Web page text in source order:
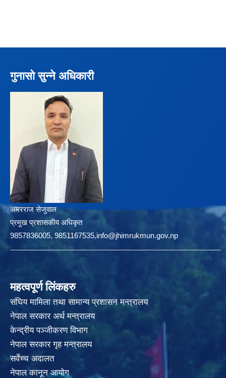
गुनासो सुन्ने अधिकारी
अमरराज सेजुवाल
प्रमुख प्रशासकीय अधिकृत
9857836005, 9851167535,info@jhimrukmun.gov.np
महत्वपूर्ण लिंकहरु
संघिय मामिला तथा सामान्य प्रशासन मन्त्रालय
नेपाल सरकार अर्थ मन्त्रालय
केन्द्रीय पञ्जीकरण विभाग
नेपाल सरकार गृह मन्त्रालय
सर्वेच्च अदालत
नेपाल कानून आयोग